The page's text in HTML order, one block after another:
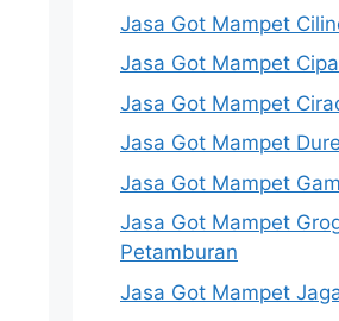
Jasa Got Mampet
Jasa Got Mampet
Jasa Got Mampet
Jasa Got Mampet
Jasa Got Mampet
Jasa Got Mampet
Petamburan
Jasa Got Mampet